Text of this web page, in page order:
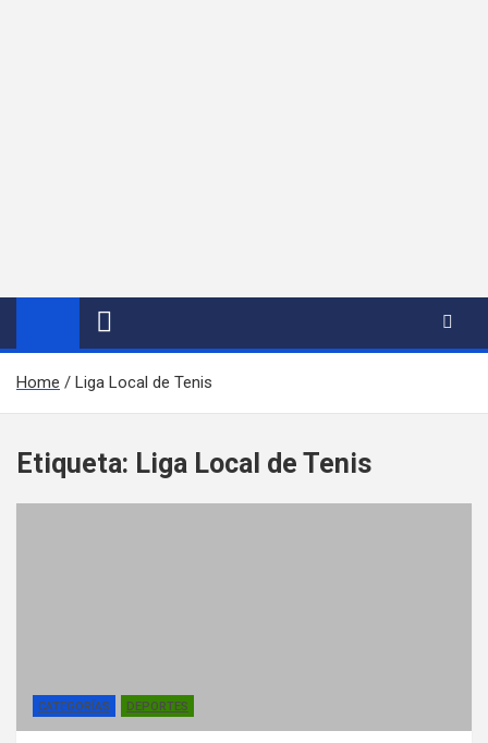
Home Liga Local de Tenis
Etiqueta: Liga Local de Tenis
CATEGORÍAS DEPORTES